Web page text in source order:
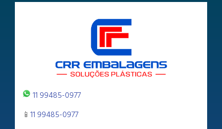
11 99485-0977
📱 11 99485-0977